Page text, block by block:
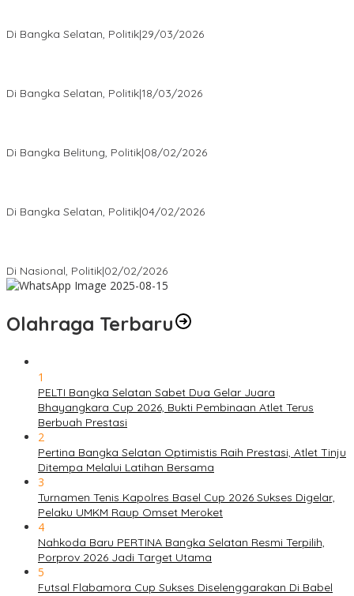
Di Bangka Selatan, Politik|29/03/2026
Di Bangka Selatan, Politik|18/03/2026
Di Bangka Belitung, Politik|08/02/2026
Di Bangka Selatan, Politik|04/02/2026
Di Nasional, Politik|02/02/2026
Olahraga Terbaru
1
PELTI Bangka Selatan Sabet Dua Gelar Juara
Bhayangkara Cup 2026, Bukti Pembinaan Atlet Terus
Berbuah Prestasi
2
Pertina Bangka Selatan Optimistis Raih Prestasi, Atlet Tinju
Ditempa Melalui Latihan Bersama
3
Turnamen Tenis Kapolres Basel Cup 2026 Sukses Digelar,
Pelaku UMKM Raup Omset Meroket
4
Nahkoda Baru PERTINA Bangka Selatan Resmi Terpilih,
Porprov 2026 Jadi Target Utama
5
Futsal Flabamora Cup Sukses Diselenggarakan Di Babel